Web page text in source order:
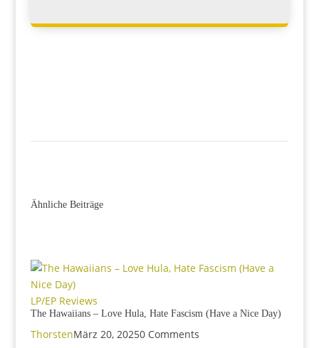
Ähnliche Beiträge
LP/EP Reviews
The Hawaiians – Love Hula, Hate Fascism (Have a Nice Day)
ThorstenMärz 20, 20250 Comments